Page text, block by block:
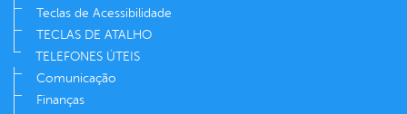
Teclas de Acessibilidade
TECLAS DE ATALHO
TELEFONES ÚTEIS
Comunicação
Finanças